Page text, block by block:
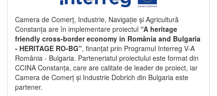
Camera de Comerț, Industrie, Navigație și Agricultură
Constanța are în implementare proiectul “A heritage
friendly cross-border economy in România and Bulgaria
- HERITAGE RO-BG”, finanțat prin Programul Interreg V-A
România - Bulgaria. Parteneriatul proiectului este format din
CCINA Constanța, care are calitate de leader de proiect, iar
Camera de Comerț și Industrie Dobrich din Bulgaria este
partener.